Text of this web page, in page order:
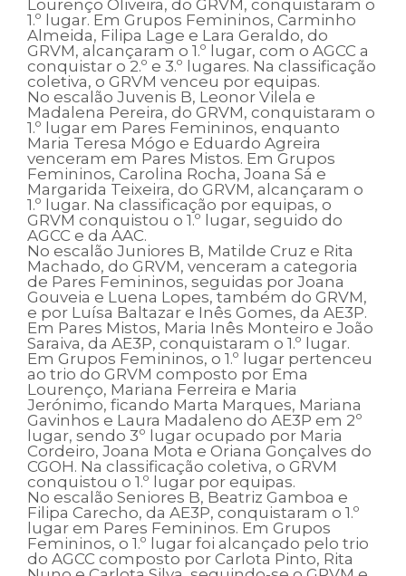
Lourenço Oliveira, do GRVM, conquistaram o
1.º lugar. Em Grupos Femininos, Carminho
Almeida, Filipa Lage e Lara Geraldo, do
GRVM, alcançaram o 1.º lugar, com o AGCC a
conquistar o 2.º e 3.º lugares. Na classificação
coletiva, o GRVM venceu por equipas.
No escalão Juvenis B, Leonor Vilela e
Madalena Pereira, do GRVM, conquistaram o
1.º lugar em Pares Femininos, enquanto
Maria Teresa Mógo e Eduardo Agreira
venceram em Pares Mistos. Em Grupos
Femininos, Carolina Rocha, Joana Sá e
Margarida Teixeira, do GRVM, alcançaram o
1.º lugar. Na classificação por equipas, o
GRVM conquistou o 1.º lugar, seguido do
AGCC e da AAC.
No escalão Juniores B, Matilde Cruz e Rita
Machado, do GRVM, venceram a categoria
de Pares Femininos, seguidas por Joana
Gouveia e Luena Lopes, também do GRVM,
e por Luísa Baltazar e Inês Gomes, da AE3P.
Em Pares Mistos, Maria Inês Monteiro e João
Saraiva, da AE3P, conquistaram o 1.º lugar.
Em Grupos Femininos, o 1.º lugar pertenceu
ao trio do GRVM composto por Ema
Lourenço, Mariana Ferreira e Maria
Jerónimo, ficando Marta Marques, Mariana
Gavinhos e Laura Madaleno do AE3P em 2º
lugar, sendo 3º lugar ocupado por Maria
Cordeiro, Joana Mota e Oriana Gonçalves do
CGOH. Na classificação coletiva, o GRVM
conquistou o 1.º lugar por equipas.
No escalão Seniores B, Beatriz Gamboa e
Filipa Carecho, da AE3P, conquistaram o 1.º
lugar em Pares Femininos. Em Grupos
Femininos, o 1.º lugar foi alcançado pelo trio
do AGCC composto por Carlota Pinto, Rita